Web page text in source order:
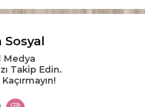
Sosyal
Medya
Takip Edin.